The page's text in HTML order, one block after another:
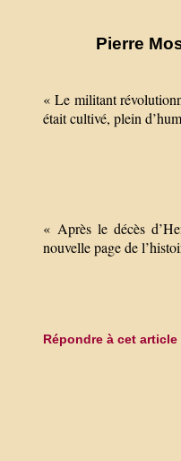
Pierre
« Le militant
était cultivé, plein
« Après le décès
nouvelle page de
Répondre à cet article